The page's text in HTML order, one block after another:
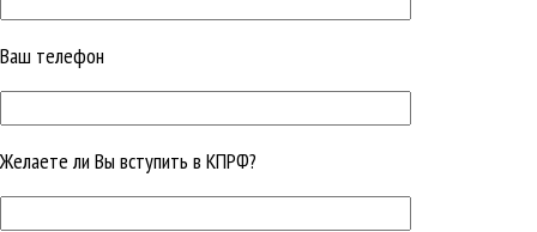
Ваш телефон
Желаете ли Вы вступить в КПРФ?